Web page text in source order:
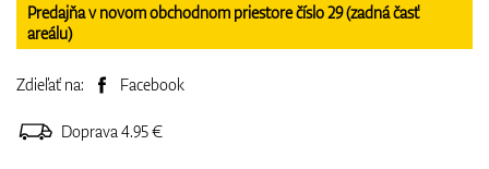
Predajňa v novom obchodnom priestore číslo 29 (zadná časť
areálu)
Zdieľať na: Facebook
Doprava 4.95 €